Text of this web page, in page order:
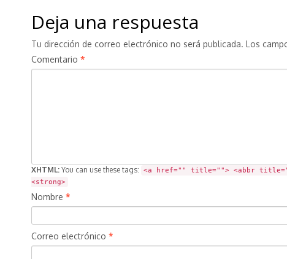
Deja una respuesta
Tu dirección de correo electrónico no será publicada. Los
Comentario *
XHTML: You can use these tags:
<a href="" title=""> <abbr
<strong>
Nombre *
Correo electrónico *